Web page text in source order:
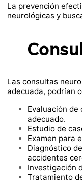
La prevención
neurológicas y
Las consultas
adecuada, podrían
Evaluación
adecuado.
Estudio de
Examen para
Diagnóstico
accidentes
Investigación
Tratamiento